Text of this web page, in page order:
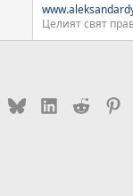
Целият свят
Facebook
BlueskyLinkedIn
Reddit